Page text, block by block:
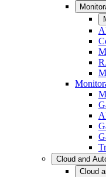
Cloud and
Cloud